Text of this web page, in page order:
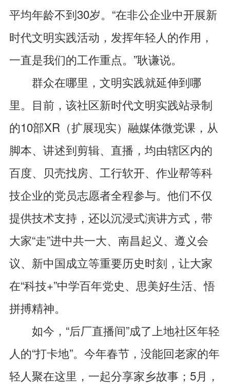
平均年龄不到30岁。“在非公企业中开展新
时代文明实践活动，发挥年轻人的作用，
一直是我们的工作重点。”耿谦说。
群众在哪里，文明实践就延伸到哪
里。目前，该社区新时代文明实践站录制
的10部XR（扩展现实）融媒体微党课，从
脚本、讲述到剪辑、直播，均由辖区内的
百度、贝壳找房、工行软开、作业帮等科
技企业的党员志愿者全程参与。他们不仅
提供技术支持，还以沉浸式演讲方式，带
大家“走”进中共一大、南昌起义、遵义会
议、新中国成立等重要历史时刻，让大家
在“科技+”中学百年党史、思美好生活、悟
拼搏精神。
如今，“后厂直播间”成了上地社区年轻
人的“打卡地”。今年春节，没能回老家的年
轻人聚在这里，一起分享家乡故事；5月，